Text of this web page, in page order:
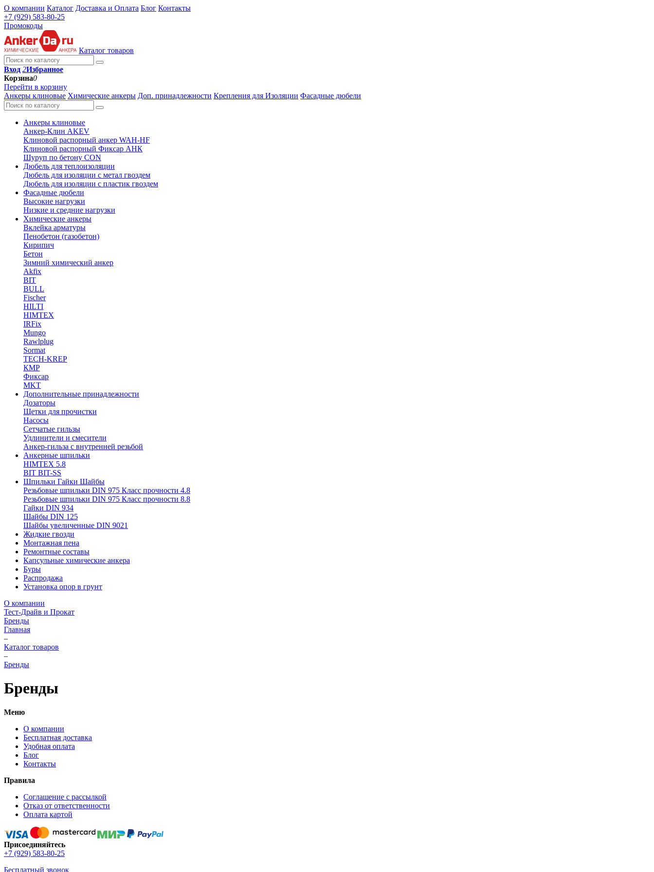
О компании Каталог Доставка и Оплата Блог Контакты
+7 (929) 583-80-25
Промокоды
Каталог товаров
Вход 2Избранное
Корзина0
Перейти в корзину
Анкеры клиновые Химические анкеры Доп. принадлежности Крепления для Изоляции Фасадные дюбели
Анкеры клиновые
Анкер-Клин AKEV
Клиновой распорный анкер WAH-HF
Клиновой распорный Фиксар АНК
Шуруп по бетону CON
Дюбель для теплоизоляции
Дюбель для изоляции с метал гвоздем
Дюбель для изоляции с пластик гвоздем
Фасадные дюбели
Высокие нагрузки
Низкие и средние нагрузки
Химические анкеры
Вклейка арматуры
Пенобетон (газобетон)
Кирипич
Бетон
Зимний химический анкер
Akfix
BIT
BULL
Fischer
HILTI
HIMTEX
IRFix
Mungo
Rawlplug
Sormat
TECH-KREP
КМР
Фиксар
MKT
Дополнительные принадлежности
Дозаторы
Щетки для прочистки
Насосы
Сетчатые гильзы
Удлинители и смесители
Анкер-гильза с внутренней резьбой
Анкерные шпильки
HIMTEX 5.8
BIT BIT-SS
Шпильки Гайки Шайбы
Резьбовые шпильки DIN 975 Класс прочности 4.8
Резьбовые шпильки DIN 975 Класс прочности 8.8
Гайки DIN 934
Шайбы DIN 125
Шайбы увеличенные DIN 9021
Жидкие гвозди
Монтажная пена
Ремонтные составы
Капсульные химические анкера
Буры
Распродажа
Установка опор в грунт
О компании
Тест-Драйв и Прокат
Бренды
Главная
–
Каталог товаров
–
Бренды
Бренды
Меню
О компании
Бесплатная доставка
Удобная оплата
Блог
Контакты
Правила
Соглашение с рассылкой
Отказ от ответственности
Оплата картой
Присоединяйтесь
+7 (929) 583-80-25
Бесплатный звонок